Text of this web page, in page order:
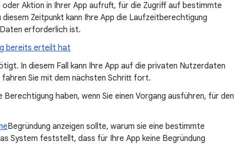
oder Aktion in Ihrer App aufruft, für die Zugriff auf bestimmte
Zeitpunkt kann Ihre App die Laufzeitberechtigung
erforderlich ist.
bereits erteilt hat
In diesem Fall kann Ihre App auf die privaten Nutzerdaten
Sie mit dem nächsten Schritt fort.
Berechtigung haben, wenn Sie einen Vorgang ausführen, für den
Begründung anzeigen sollte, warum sie eine bestimmte
System feststellt, dass für Ihre App keine Begründung